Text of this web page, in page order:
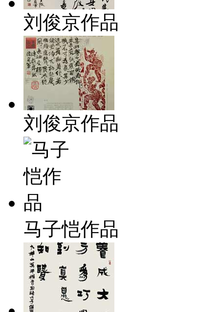
刘俊京作品
刘俊京作品
马子恺作品